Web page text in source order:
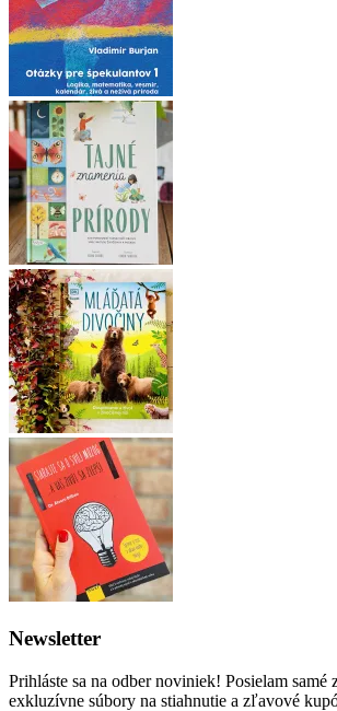
Newsletter
Prihláste sa na odber noviniek! Posielam samé
exkluzívne súbory na stiahnutie a zľavové